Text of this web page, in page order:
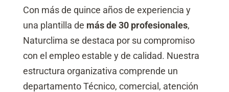
Con más de quince años de experiencia y
una plantilla de más de 30 profesionales,
Naturclima se destaca por su compromiso
con el empleo estable y de calidad. Nuestra
estructura organizativa comprende un
departamento Técnico, comercial, atención